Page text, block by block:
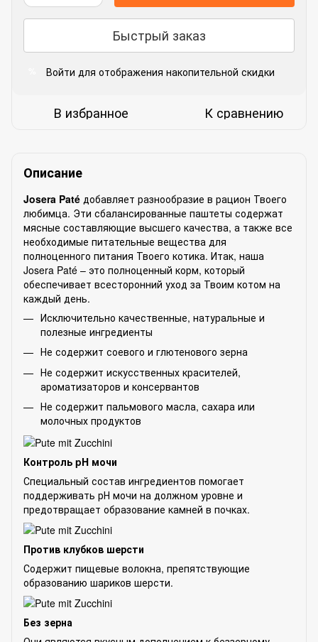
Быстрый заказ
Войти для отображения накопительной скидки
В избранное К сравнению
Описание
Josera Paté добавляет разнообразие в рацион Твоего
любимца. Эти сбалансированные паштеты содержат
мясные составляющие высшего качества, а также все
необходимые питательные вещества для
полноценного питания Твоего котика. Итак, наша
Josera Paté – это полноценный корм, который
обеспечивает всесторонний уход за Твоим котом на
каждый день.
Исключительно качественные, натуральные и
полезные ингредиенты
Не содержит соевого и глютенового зерна
Не содержит искусственных красителей,
ароматизаторов и консервантов
Не содержит пальмового масла, сахара или
молочных продуктов
Контроль pH мочи
Специальный состав ингредиентов помогает
поддерживать рН мочи на должном уровне и
предотвращает образование камней в почках.
Против клубков шерсти
Содержит пищевые волокна, препятствующие
образованию шариков шерсти.
Без зерна